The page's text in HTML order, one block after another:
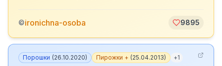
©ironichna-osoba 9895
Порошки (26.10.2020) Пирожки + (25.04.2013) +1